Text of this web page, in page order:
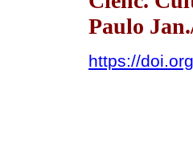
Paulo
https://